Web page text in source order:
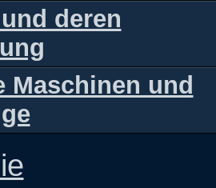
deren
Maschinen und